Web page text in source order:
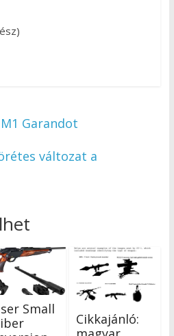
Garandot
változat a
Small
Cikkajánló: